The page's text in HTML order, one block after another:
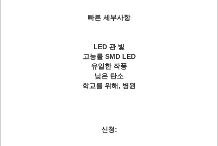
빠른 세부사항
LED 관 빛
고능률 SMD LED
유일한 작풍
낮은 탄소
학교를 위해, 병원
신청: